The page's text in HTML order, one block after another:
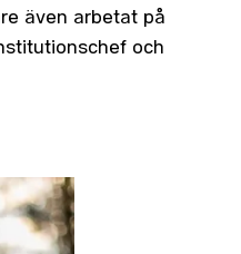
även arbetat på
och